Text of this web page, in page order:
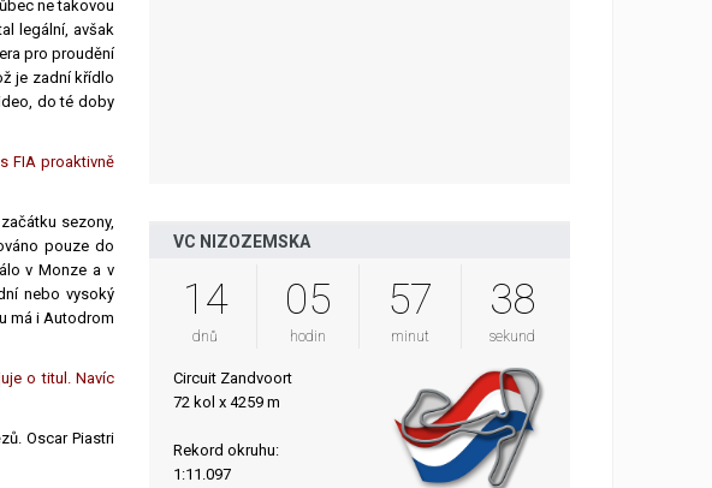
ne takovou
legální, avšak
pro proudění
je zadní křídlo
do té doby
FIA proaktivně
sezony,
pouze do
v Monze a v
nebo vysoký
má i Autodrom
o titul. Navíc
Oscar Piastri
VC NIZOZEMSKA
14
dnů
05
hodin
57
minut
37
sekund
Circuit Zandvoort
72 kol x 4259 m
Rekord okruhu:
1:11.097